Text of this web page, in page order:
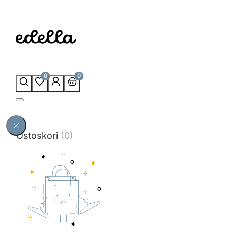
0 0
Ostoskori (0)